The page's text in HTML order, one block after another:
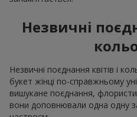
Незвичні
Незвичні поєднання квітів і
букет жінці по-справжньому
вишукане поєднання,
вони доповнювали одна одну